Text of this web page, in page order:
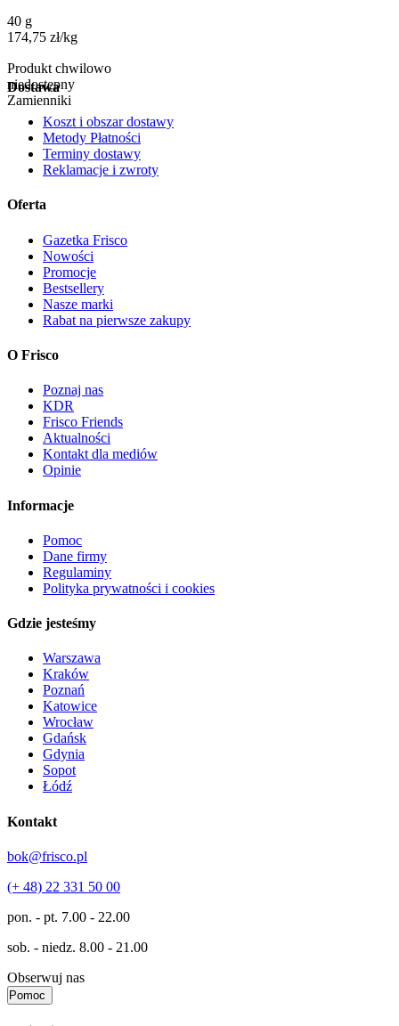
40 g
174,75 zł/kg
Produkt chwilowo
niedostępny
Zamienniki
Dostawa
Koszt i obszar dostawy
Metody Płatności
Terminy dostawy
Reklamacje i zwroty
Oferta
Gazetka Frisco
Nowości
Promocje
Bestsellery
Nasze marki
Rabat na pierwsze zakupy
O Frisco
Poznaj nas
KDR
Frisco Friends
Aktualności
Kontakt dla mediów
Opinie
Informacje
Pomoc
Dane firmy
Regulaminy
Polityka prywatności i cookies
Gdzie jesteśmy
Warszawa
Kraków
Poznań
Katowice
Wrocław
Gdańsk
Gdynia
Sopot
Łódź
Kontakt
bok@frisco.pl
(+ 48) 22 331 50 00
pon. - pt. 7.00 - 22.00
sob. - niedz. 8.00 - 21.00
Obserwuj nas
Pomoc